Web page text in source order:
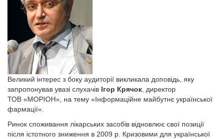
Великий інтерес з боку аудиторії викликала доповідь, яку
запропонував увазі слухачів Ігор Крячок, директор
ТОВ «МОРІОН», на тему «Інформаційне майбутнє української
фармації».
Ринок споживання лікарських засобів відновлює свої позиції
після істотного зниження в 2009 р. Кризовими для української